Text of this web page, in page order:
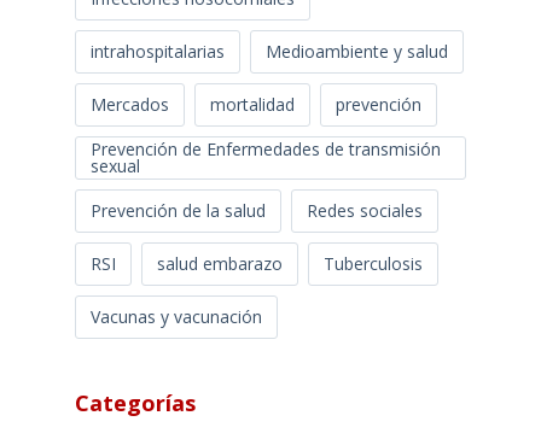
intrahospitalarias Medioambiente y salud
Mercados mortalidad
prevención
Prevención de Enfermedades de transmisión
sexual
Prevención de la salud
Redes sociales
RSI salud embarazo Tuberculosis
Vacunas y vacunación
Categorías